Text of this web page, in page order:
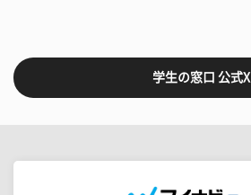
学生の窓口 公式X